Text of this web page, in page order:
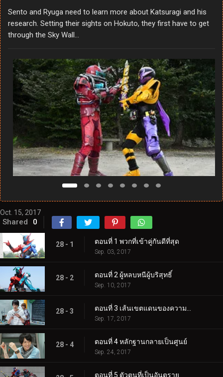
Sento and Ryuga need to learn more about Katsuragi and his
research. Setting their sights on Hokuto, they first have to get
through the Sky Wall…
Oct. 15, 2017
Shared 0
28 - 1 ตอนที่ 1 พวกที่เข้าคู่กันดีที่สุด
Sep. 03, 2017
28 - 2 ตอนที่ 2 ผู้หลบหนีผู้บริสุทธิ์
Sep. 10, 2017
28 - 3
Sep. 17, 2017
28 - 4 ตอนที่ 4 หลักฐานกลายเป็นศูนย์
Sep. 24, 2017
ตอนที่ 5 ตัวตนที่เป็นอันตราย